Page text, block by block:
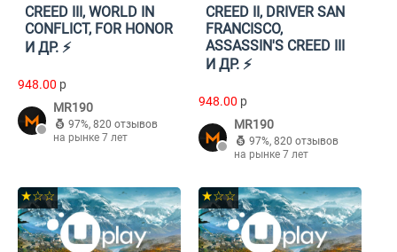
CREED III, WORLD IN
CONFLICT, FOR HONOR
И ДР. ⚡️
948.00 p
MR190
97%, 820 отзывов
на рынке 7 лет
CREED II, DRIVER SAN
FRANCISCO,
ASSASSIN'S CREED III
И ДР. ⚡️
948.00 p
MR190
97%, 820 отзывов
на рынке 7 лет
★☆☆ ★☆☆